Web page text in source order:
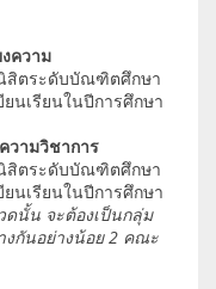
ความ
ตระดับบัณฑิตศึกษา
นเรียนในปีการศึกษา
วามวิชาการ
ตระดับบัณฑิตศึกษา
นเรียนในปีการศึกษา
ดนั้น จะต้องเป็นกลุ่ม
กันอย่างน้อย 2 คณะ